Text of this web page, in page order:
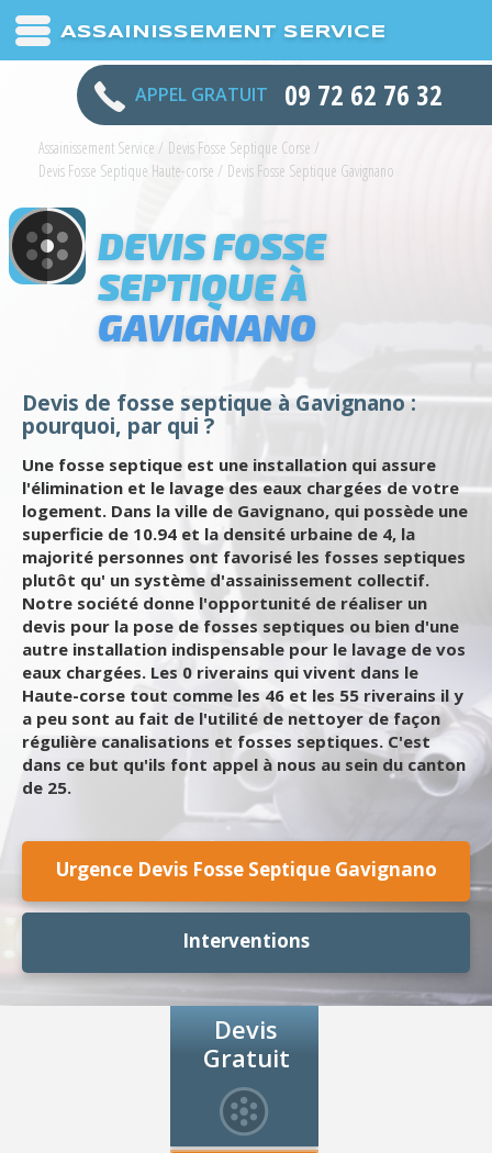
ASSAINISSEMENT SERVICE
APPEL GRATUIT 09 72 62 76 32
Assainissement Service / Devis Fosse Septique Corse /
Devis Fosse Septique Haute-corse / Devis Fosse Septique Gavignano
DEVIS FOSSE
SEPTIQUE À
GAVIGNANO
Devis de fosse septique à Gavignano :
pourquoi, par qui ?
Une fosse septique est une installation qui assure
l'élimination et le lavage des eaux chargées de votre
logement. Dans la ville de Gavignano, qui possède une
superficie de 10.94 et la densité urbaine de 4, la
majorité personnes ont favorisé les fosses septiques
plutôt qu' un système d'assainissement collectif.
Notre société donne l'opportunité de réaliser un
devis pour la pose de fosses septiques ou bien d'une
autre installation indispensable pour le lavage de vos
eaux chargées. Les 0 riverains qui vivent dans le
Haute-corse tout comme les 46 et les 55 riverains il y
a peu sont au fait de l'utilité de nettoyer de façon
régulière canalisations et fosses septiques. C'est
dans ce but qu'ils font appel à nous au sein du canton
de 25.
Urgence Devis Fosse Septique Gavignano
Interventions
Devis
Gratuit